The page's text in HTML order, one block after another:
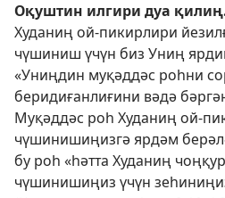
Оқуштин илгири дуа
Худаниң ой-пикирлири
чүшиниш үчүн биз Униң
«Униңдин муқәддәс роһни
беридиғанлиғини вәдә
Муқәддәс роһ Худаниң ой-
чүшинишиңизгә ярдәм
бу роһ «һәтта Худаниң
чүшинишиңиз үчүн